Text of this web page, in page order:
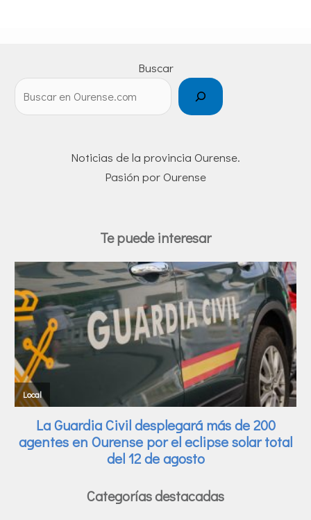
Buscar
Noticias de la provincia Ourense.
Pasión por Ourense
Te puede interesar
Categorías destacadas